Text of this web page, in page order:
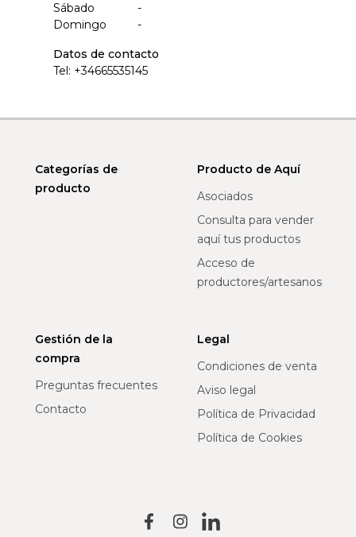
Sábado
-
Domingo
-
Datos de contacto
Tel: +34665535145
Categorías de
producto
Producto de Aquí
Asociados
Consulta para vender
aquí tus productos
Acceso de
productores/artesanos
Gestión de la
compra
Preguntas frecuentes
Contacto
Legal
Condiciones de venta
Aviso legal
Política de Privacidad
Política de Cookies